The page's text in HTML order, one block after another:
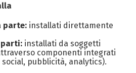
parte: installati direttamente
parti: installati da soggetti
componenti integrati
social, pubblicità, analytics).